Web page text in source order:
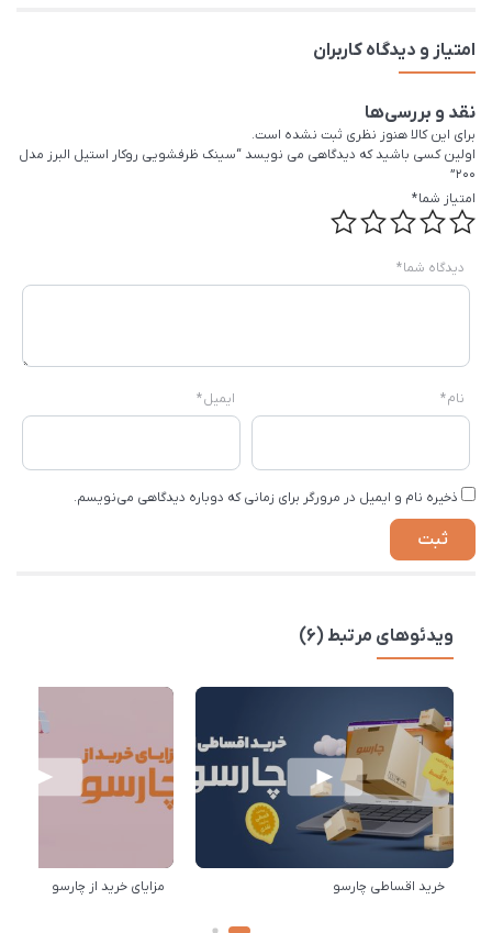
امتیاز و دیدگاه کاربران
نقد و بررسی‌ها
برای این کالا هنوز نظری ثبت نشده است.
اولین کسی باشید که دیدگاهی می نویسد “سينک ظرفشویی روکار استیل البرز مدل
200”
امتیاز شما*
دیدگاه شما*
نام* ایمیل*
ذخیره نام و ایمیل در مرورگر برای زمانی که دوباره دیدگاهی می‌نویسم.
ویدئوهای مرتبط (6)
خرید اقساطی چارسو مزایای خرید از چارسو